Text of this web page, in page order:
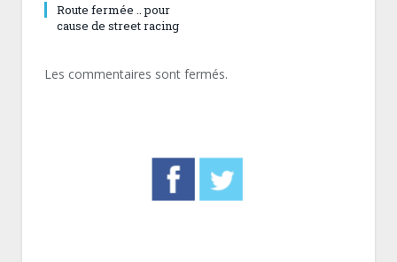
Route fermée .. pour
cause de street racing
Les commentaires sont fermés.